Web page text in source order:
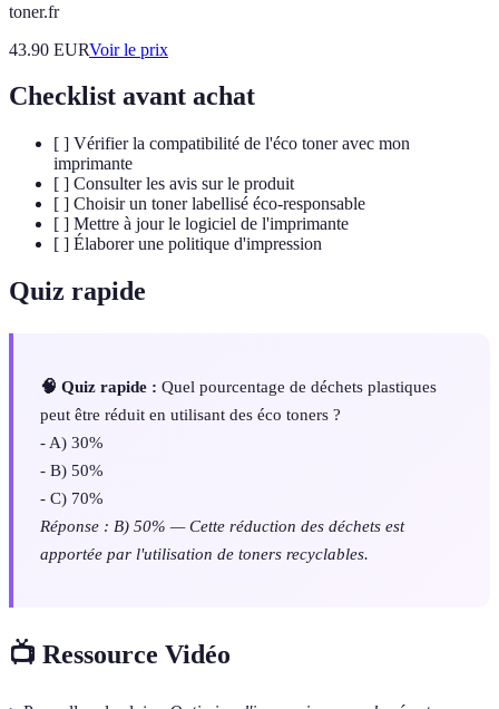
toner.fr
43.90 EURVoir le prix
Checklist avant achat
[ ] Vérifier la compatibilité de l'éco toner avec mon
imprimante
[ ] Consulter les avis sur le produit
[ ] Choisir un toner labellisé éco-responsable
[ ] Mettre à jour le logiciel de l'imprimante
[ ] Élaborer une politique d'impression
Quiz rapide
🧠 Quiz rapide : Quel pourcentage de déchets plastiques
peut être réduit en utilisant des éco toners ?
- A) 30%
- B) 50%
- C) 70%
Réponse : B) 50% — Cette réduction des déchets est
apportée par l'utilisation de toners recyclables.
📺 Ressource Vidéo